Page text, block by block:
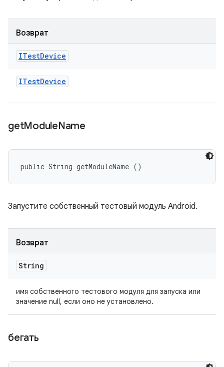
Возврат
ITestDevice
ITestDevice
getModuleName
public String getModuleName ()
Запустите собственный тестовый модуль Android.
Возврат
String
имя собственного тестового модуля для запуска или
значение null, если оно не установлено.
бегать